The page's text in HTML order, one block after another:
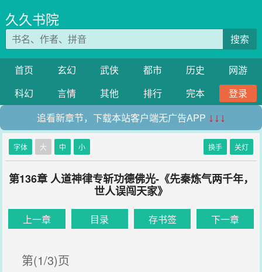
久久书院
搜索
首页 玄幻 武侠 都市 历史
网游
科幻
言情 其他 排行 完本
登录
追看新章节，下载本站客户端无广告APP ↓↓↓
字体 大 中 小 换手 关灯
第136章 人道神律专斩功德佛光-《先秦炼气两千年，
世人误闯天家》
上一章 目录 存书签 下一章
第(1/3)页